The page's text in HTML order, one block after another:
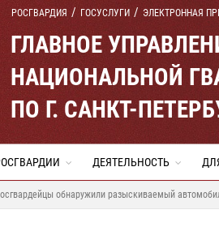
РОСГВАРДИЯ ГОСУСЛУГИ ЭЛЕКТРОННАЯ
ГЛАВНОЕ
НАЦИОНАЛЬНОЙ
ПО Г. САНКТ-
ДЕЯТЕЛЬНОСТЬ
обнаружили разыскиваемый